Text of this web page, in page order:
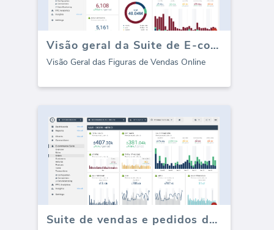
Visão geral da Suite de E-commerce
Visão Geral das Figuras de Vendas Online
Suite de vendas e pedidos de comércio eletrônico